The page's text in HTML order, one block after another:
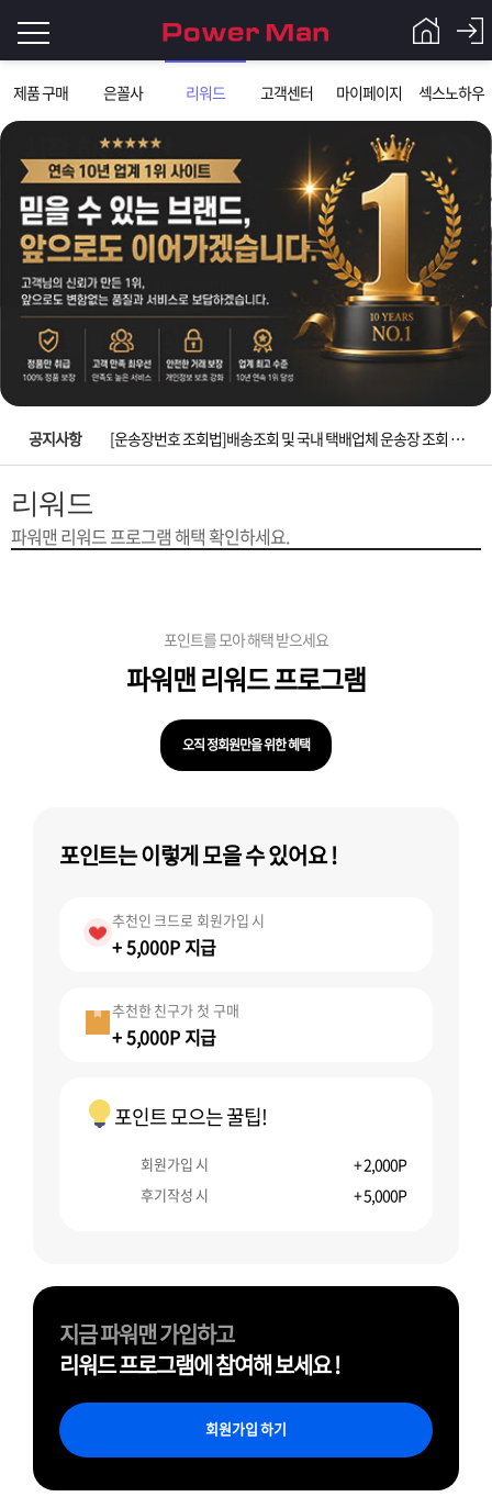
제품 구매 은꼴사 리워드 고객센터 마이페이지 섹스노하우
그
인
이
필
요
니
로
Q&A
파
워
맨
은?
제
품
구
매
은
꼴
사
섹
스
고
공지사항
입금확인이 안되는 상황을 대비해 꼭 입금후 고객센터 연락바랍니다.
[2026구정 연휴]설 연휴 배송 및 휴무 안내
[운송장번호 조회법]배송조회 및 국내 택배업체 운송장 조회 하는법
[무인택배함 이용 안내] 집 밖에 주소로 택배 받기
[2026구정 연휴]설 연휴 배송 및 휴무 안내
리워드
파워맨 리워드 프로그램 해택 확인하세요.
포인트를 모아 해택 받으세요
파워맨리워드 프로그램
오직 정회원만을 위한 혜택
포인트는 이렇게 모을 수 있어요 !
추천인 크드로 회원가입 시
+ 5,000P 지급
추천한 친구가 첫 구매
+ 5,000P 지급
포인트 모으는 꿀팁!
회원가입 시 + 2,000P
후기작성 시 + 5,000P
지금 파워맨 가입하고
리워드 프로그램에 참여해 보세요 !
회원가입 하기